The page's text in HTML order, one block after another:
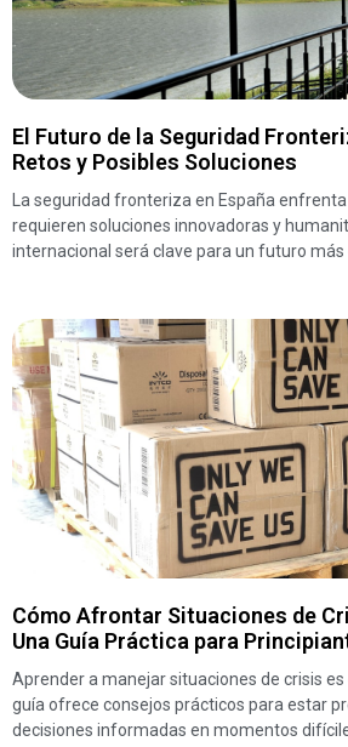
El Futuro de la Seguridad
Retos y Posibles Soluciones
La seguridad fronteriza en España
requieren soluciones innovadoras y
internacional será clave para un futuro más
Cómo Afrontar Situaciones de
Una Guía Práctica para
Aprender a manejar situaciones de crisis
guía ofrece consejos prácticos para estar
decisiones informadas en momentos